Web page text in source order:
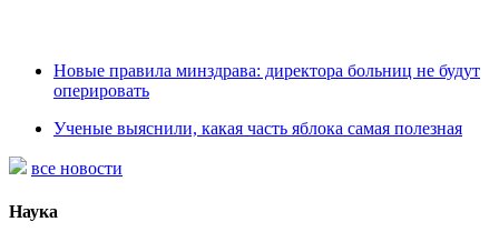
Новые правила минздрава: директора больниц не будут
оперировать
Ученые выяснили, какая часть яблока самая полезная
все новости
Наука